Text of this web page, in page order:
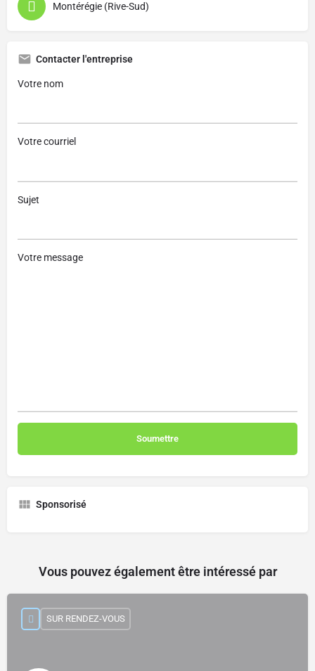
Montérégie (Rive-Sud)
Contacter l'entreprise
Votre nom
Votre courriel
Sujet
Votre message
Sponsorisé
Vous pouvez également être intéressé par
SUR RENDEZ-VOUS